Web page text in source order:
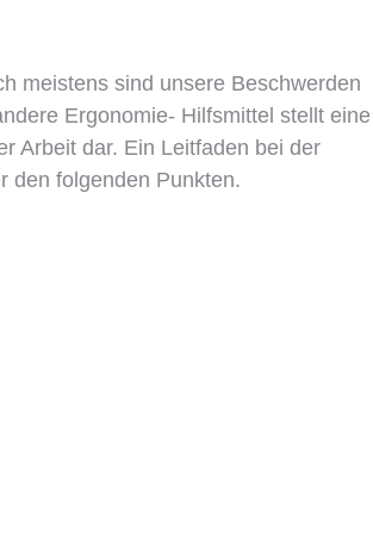
meistens sind unsere Beschwerden
Ergonomie- Hilfsmittel stellt eine
Arbeit dar. Ein Leitfaden bei der
den folgenden Punkten.